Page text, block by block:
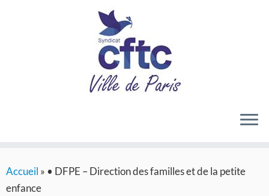
au
contenu
Accueil » • DFPE – Direction des familles et de la petite
enfance